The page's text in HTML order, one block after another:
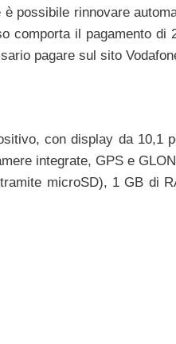
possibile rinnovare
comporta il pagamento di
pagare sul sito
con display da 10,1
integrate, GPS e
microSD), 1 GB di